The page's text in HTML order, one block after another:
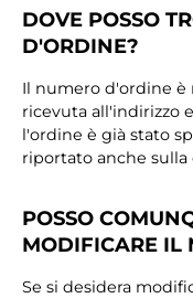
DOVE POSSO
D'ORDINE?
Il numero d'ordine
ricevuta all'indirizzo
l'ordine è già stato
riportato anche
POSSO
MODIFICARE IL
Se si desidera